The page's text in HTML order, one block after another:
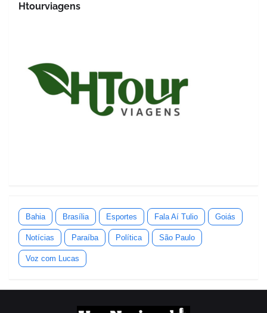
Htourviagens
Bahia Brasília Esportes Fala Aí Tulio Goiás
Notícias Paraíba Política São Paulo
Voz com Lucas